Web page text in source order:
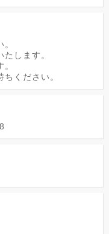
します。
ください。